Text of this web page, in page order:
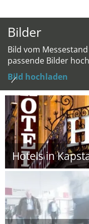
Bilder
Bild vom
passende Bilder
Bild hochladen
Hotels in